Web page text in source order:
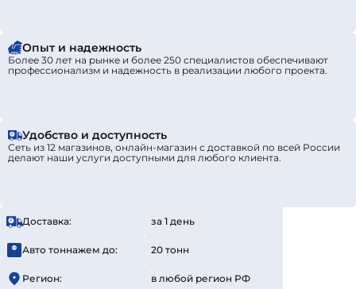
Опыт и надежность
Более 30 лет на рынке и более 250 специалистов обеспечивают
профессионализм и надежность в реализации любого проекта.
Удобство и доступность
Сеть из 12 магазинов, онлайн-магазин с доставкой по всей России
делают наши услуги доступными для любого клиента.
Доставка: за 1 день
Авто тоннажем до: 20 тонн
Регион: в любой регион РФ